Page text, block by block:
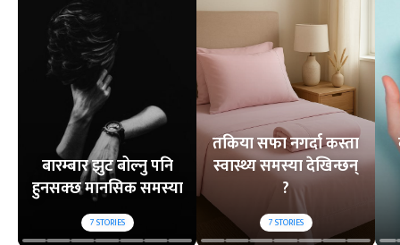
बारम्बार झुट बोल्नु पनि
हुनसक्छ मानसिक समस्या
7STORIES
तकिया सफा नगर्दा कस्ता
स्वास्थ्य समस्या देखिन्छन्
?
7STORIES